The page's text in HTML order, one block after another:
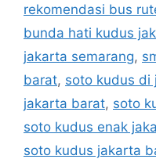
rekomendasi bus
bunda hati kudus
jakarta semarang,
barat, soto kudus di
jakarta barat, soto
soto kudus enak
soto kudus jakarta